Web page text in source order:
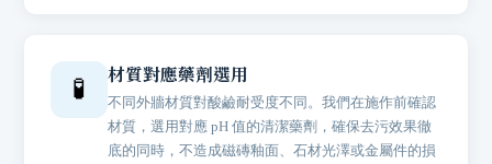
🧪
材質對應藥劑選用
不同外牆材質對酸鹼耐受度不同。我們在施作前確認
材質，選用對應 pH 值的清潔藥劑，確保去污效果徹
底的同時，不造成磁磚釉面、石材光澤或金屬件的損